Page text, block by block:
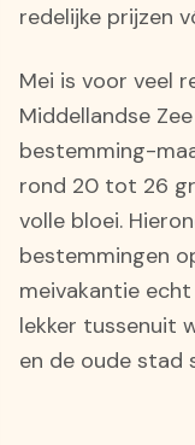
redelijke prijzen
Mei is voor veel
Middellandse
bestemming-
rond 20 tot 26
volle bloei.
bestemmingen
meivakantie
lekker tussenuit
en de oude stad